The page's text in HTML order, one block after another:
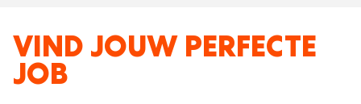
VIND JOUW PERFECTE
JOB